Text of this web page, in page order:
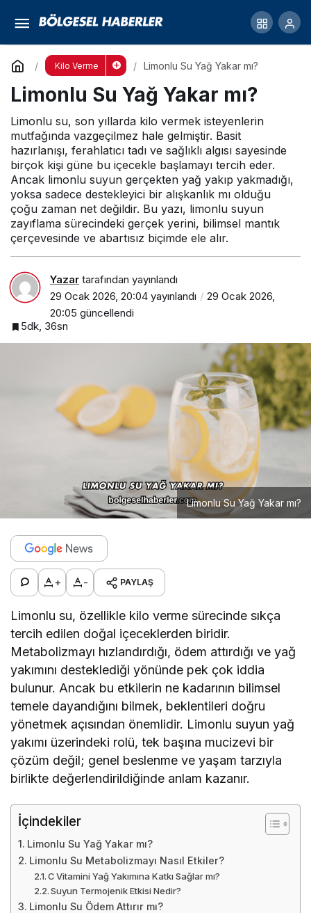
Kilo Verme Limonlu Su Yağ Yakar mı?
Limonlu Su Yağ Yakar mı?
Limonlu su, son yıllarda kilo vermek isteyenlerin
mutfağında vazgeçilmez hale gelmiştir. Basit
hazırlanışı, ferahlatıcı tadı ve sağlıklı algısı sayesinde
birçok kişi güne bu içecekle başlamayı tercih eder.
Ancak limonlu suyun gerçekten yağ yakıp yakmadığı,
yoksa sadece destekleyici bir alışkanlık mı olduğu
çoğu zaman net değildir. Bu yazı, limonlu suyun
zayıflama sürecindeki gerçek yerini, bilimsel mantık
çerçevesinde ve abartısız biçimde ele alır.
Yazar tarafından yayınlandı
29 Ocak 2026, 20:04 yayınlandı
29 Ocak 2026,
20:05 güncellendi
5dk, 36sn
Limonlu Su Yağ Yakar mı?
+ - PAYLAŞ
Limonlu su, özellikle kilo verme sürecinde sıkça
tercih edilen doğal içeceklerden biridir.
Metabolizmayı hızlandırdığı, ödem attırdığı ve yağ
yakımını desteklediği yönünde pek çok iddia
bulunur. Ancak bu etkilerin ne kadarının bilimsel
temele dayandığını bilmek, beklentileri doğru
yönetmek açısından önemlidir. Limonlu suyun yağ
yakımı üzerindeki rolü, tek başına mucizevi bir
çözüm değil; genel beslenme ve yaşam tarzıyla
birlikte değerlendirildiğinde anlam kazanır.
İçindekiler
Limonlu Su Yağ Yakar mı?
Limonlu Su Metabolizmayı Nasıl Etkiler?
C Vitamini Yağ Yakımına Katkı Sağlar mı?
Suyun Termojenik Etkisi Nedir?
Limonlu Su Ödem Attırır mı?
Elma Sirkesi Zayıflatır mı?
Yorum Yap Paylaş